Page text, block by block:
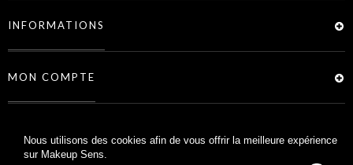
Nous utilisons des cookies afin de vous offrir la meilleure expérience
sur Makeup Sens.
INFORMATIONS
MON COMPTE